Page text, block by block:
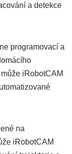
a detekce
programovací a
iRobotCAM
na
iRobotCAM